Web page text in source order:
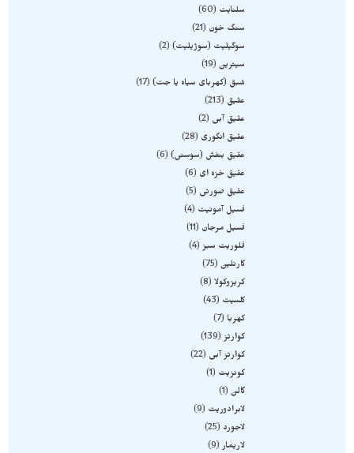
سلنایت
60
سنگ خون
21
سوگیلیت (سوژیلیت) 2
سیترین 19
شبق (کهربای سیاه یا جت) 17
عقیق
213
عقیق آبی
2
عقیق انگوری
28
عقیق بنفش (سوسنی) 6
عقیق خزه ای
6
عقیق صورتی
5
فسیل آمونیت
4
فسیل مرجان
11
فلوریت سبز 4
کارنلین 75
کریزوکولا 8
کلسیت
43
کهربا
7
کوارتز 139
کوارتز آبی
22
کونزیت
1
گالن 1
لابرادوریت
9
لاجورد
25
لاریمار 9